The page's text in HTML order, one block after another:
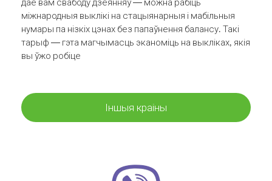
міжнародныя выклікі на стацыянарныя і мабільныя
нумары па нізкіх цэнах без папаўнення балансу. Такі
тарыф — гэта магчымасць эканоміць на выкліках, якія
вы ўжо робіце
Іншыя краіны